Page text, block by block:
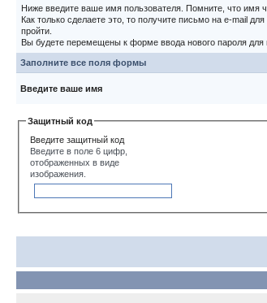
Ниже введите ваше имя пользователя. Помните, что имя
Как только сделаете это, то получите письмо на e-mail
пройти.
Вы будете перемещены к форме ввода нового пароля для
Заполните все поля формы
Введите ваше имя
Защитный код
Введите защитный код
Введите в поле 6 цифр,
отображенных в виде
изображения.